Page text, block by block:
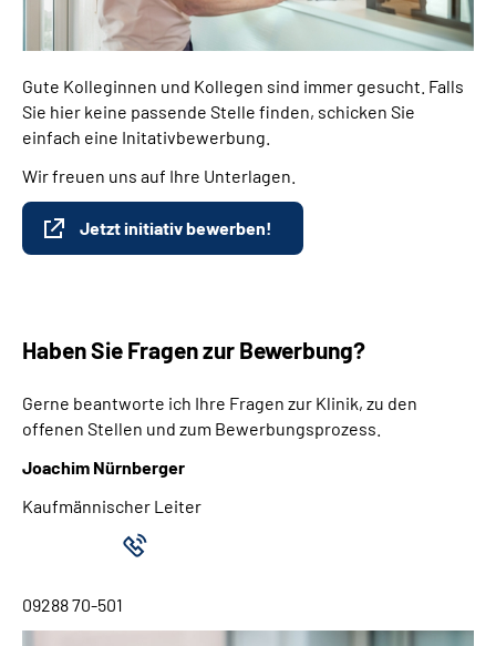
Gute Kolleginnen und Kollegen sind immer gesucht. Falls
Sie hier keine passende Stelle finden, schicken Sie
einfach eine Initativbewerbung.
Wir freuen uns auf Ihre Unterlagen.
Jetzt initiativ bewerben!
Haben Sie Fragen zur Bewerbung?
Gerne beantworte ich Ihre Fragen zur Klinik, zu den
offenen Stellen und zum Bewerbungsprozess.
Joachim Nürnberger
Kaufmännischer Leiter
09288 70-501